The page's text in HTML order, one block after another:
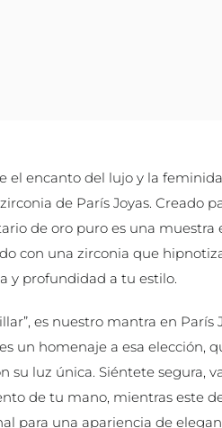
el encanto del lujo y la
de París Joyas. Creado
de oro puro es una muestra
con una zirconia que
y profundidad a tu estilo.
es nuestro mantra en París
un homenaje a esa elección,
su luz única. Siéntete segura,
de tu mano, mientras este
para una apariencia de